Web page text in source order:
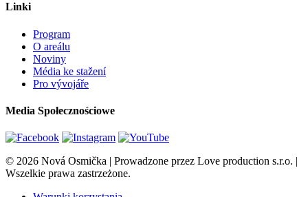
Linki
Program
O areálu
Noviny
Média ke stažení
Pro vývojáře
Media Społecznościowe
© 2026 Nová Osmička | Prowadzone przez Love production s.r.o. |
Wszelkie prawa zastrzeżone.